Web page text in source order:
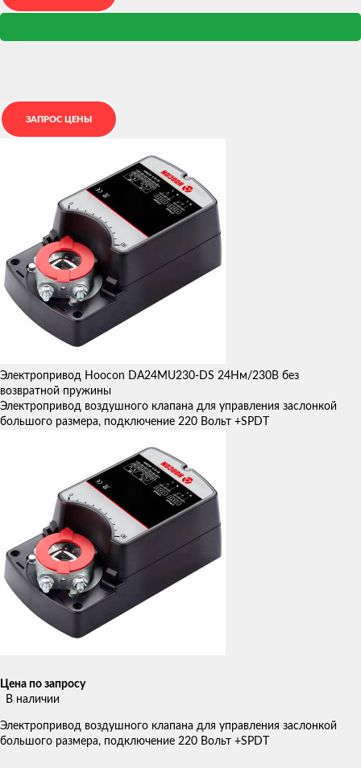
Электропривод Hoocon DA24MU230-DS 24Нм/230В без
возвратной пружины
Электропривод воздушного клапана для управления заслонкой
большого размера, подключение 220 Вольт +SPDT
Цена по запросу
В наличии
Электропривод воздушного клапана для управления заслонкой
большого размера, подключение 220 Вольт +SPDT